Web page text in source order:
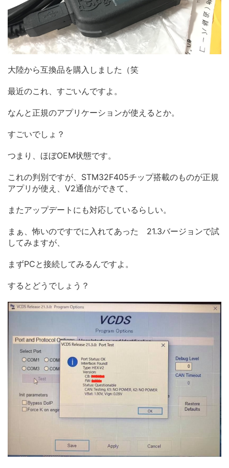
大陸から互換品を購入しました（笑
最近のこれ、すごいんですよ。
なんと正規のアプリケーションが使えるとか。
すごいでしょ？
つまり、ほぼOEM状態です。
これの判別ですが、STM32F405チップ搭載のものが正規
アプリが使え、V2通信ができて、
またアップデートにも対応しているらしい。
まぁ、怖いのですでに入れてあった 21.3バージョンで試
してみますが、
まずPCと接続してみるんですよ。
するとどうでしょう？